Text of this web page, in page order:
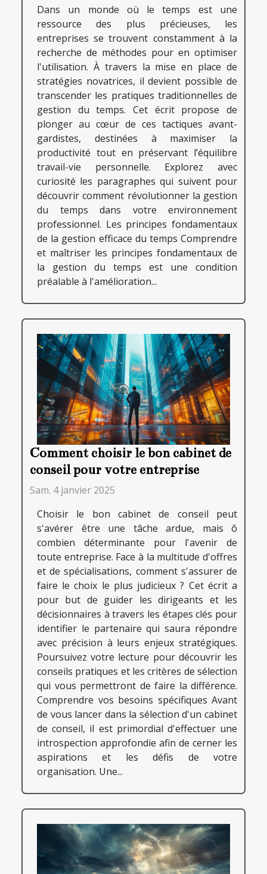
Dans un monde où le temps est une
ressource des plus précieuses, les
entreprises se trouvent constamment à la
recherche de méthodes pour en optimiser
l'utilisation. À travers la mise en place de
stratégies novatrices, il devient possible de
transcender les pratiques traditionnelles de
gestion du temps. Cet écrit propose de
plonger au cœur de ces tactiques avant-
gardistes, destinées à maximiser la
productivité tout en préservant l’équilibre
travail-vie personnelle. Explorez avec
curiosité les paragraphes qui suivent pour
découvrir comment révolutionner la gestion
du temps dans votre environnement
professionnel. Les principes fondamentaux
de la gestion efficace du temps Comprendre
et maîtriser les principes fondamentaux de
la gestion du temps est une condition
préalable à l'amélioration...
Comment choisir le bon cabinet de
conseil pour votre entreprise
Sam. 4 janvier 2025
Choisir le bon cabinet de conseil peut
s'avérer être une tâche ardue, mais ô
combien déterminante pour l'avenir de
toute entreprise. Face à la multitude d'offres
et de spécialisations, comment s'assurer de
faire le choix le plus judicieux ? Cet écrit a
pour but de guider les dirigeants et les
décisionnaires à travers les étapes clés pour
identifier le partenaire qui saura répondre
avec précision à leurs enjeux stratégiques.
Poursuivez votre lecture pour découvrir les
conseils pratiques et les critères de sélection
qui vous permettront de faire la différence.
Comprendre vos besoins spécifiques Avant
de vous lancer dans la sélection d'un cabinet
de conseil, il est primordial d'effectuer une
introspection approfondie afin de cerner les
aspirations et les défis de votre
organisation. Une...